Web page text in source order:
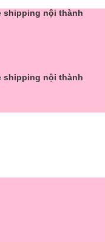
shipping nội thành
shipping nội thành